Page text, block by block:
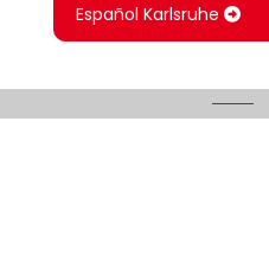
Español Karlsruhe